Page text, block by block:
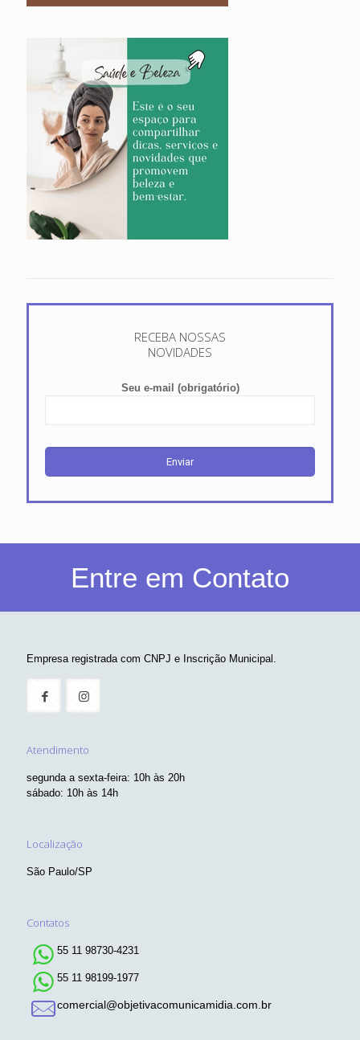
RECEBA NOSSAS
NOVIDADES
Seu e-mail (obrigatório)
Entre em Contato
Empresa registrada com CNPJ e Inscrição Municipal.
Atendimento
segunda a sexta-feira: 10h às 20h
sábado: 10h às 14h
Localização
São Paulo/SP
Contatos
55 11 98730-4231
55 11 98199-1977
comercial@objetivacomunicamidia.com.br